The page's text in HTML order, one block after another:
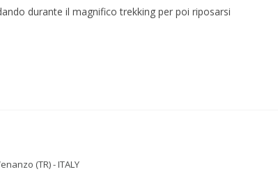
durante il magnifico trekking per poi riposarsi
(TR) - ITALY